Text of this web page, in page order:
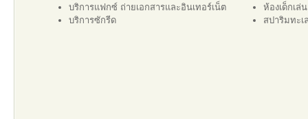
บริการแฟกซ์ ถ่ายเอกสารและอินเทอร์เน็ต
บริการซักรีด
ห้องเด็กเล่
สปาริมทะเ